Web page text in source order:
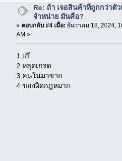
Re: ถ้า เจอสินค้าที่ถูกกว่าตั
จำหน่าย มันคือ?
« ตอบกลับ #4 เมื่อ: ธันวาคม 18, 2024,
AM »
1.เก๊
2.หลุดเกรด
3.คนในมาขาย
4.ของผิดกฎหมาย